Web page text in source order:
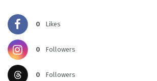
0 Likes
0 Followers
0 Followers